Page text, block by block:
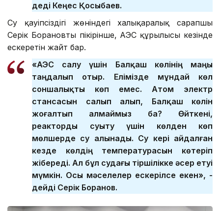
деді Кеңес Қосыбаев.
Су қауіпсіздігі жөніндегі халықаралық сарапшы
Серік Борановтың пікірінше, АЭС құрылысы кезінде
ескеретін жайт бар.
«АЭС салу үшін Балқаш көлінің маңы
таңдалып отыр. Елімізде мұндай көл
соншалықты көп емес. Атом электр
стансасын салып алып, Балқаш көлін
жоғалтып алмаймыз ба? Өйткені,
реакторды суыту үшін көлден көп
мөлшерде су алынады. Су кері айдалған
кезде көлдің температурасын көтеріп
жібереді. Ал бұл судағы тіршілікке әсер етуі
мүмкін. Осы мәселелер ескерілсе екен», -
дейді Серік Боранов.